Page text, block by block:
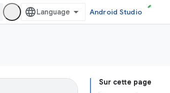
Android Studio
Sur cette page